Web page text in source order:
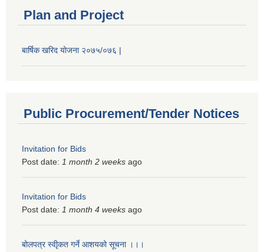
Plan and Project
बार्षिक खरिद योजना २०७५/०७६ |
Public Procurement/Tender Notices
Invitation for Bids
Post date: 1 month 2 weeks ago
Invitation for Bids
Post date: 1 month 4 weeks ago
बोलपत्र स्वीृकत गर्ने आशयको सूचना ।।।